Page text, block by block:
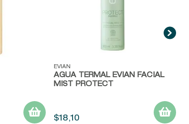
Vista rápida
EVIAN
AGUA TERMAL EVIAN FACIAL
MIST PROTECT
$18,10